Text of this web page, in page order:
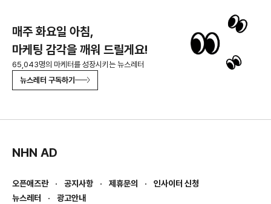
매주 화요일 아침,
마케팅 감각을 깨워 드릴게요!
65,043명의 마케터를 성장시키는 뉴스레터
뉴스레터 구독하기
NHN AD
오픈애즈란 공지사항 제휴문의
인사이터 신청
뉴스레터
광고안내